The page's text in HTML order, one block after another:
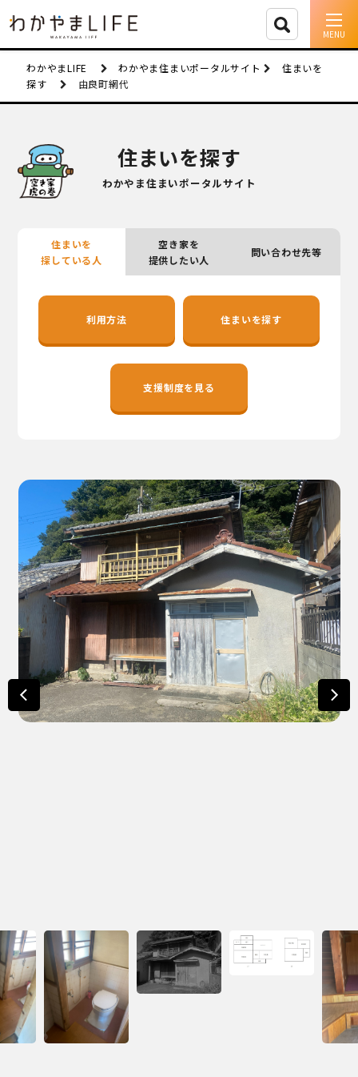
イベント情報
移住支援
しごと
市町村を探す
移住者インタビュー
動画
地域おこし協力隊
わかやまLIFE わかやま住まいポータルサイト
住まいを
探す
由良町網代
住まいを探す
わかやま住まいポータルサイト
住まいを
探している人
空き家を
提供したい人
問い合わせ先等
利用方法 住まいを探す
支援制度を見る